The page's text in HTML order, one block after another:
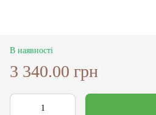
В наявності
3 340.00 грн